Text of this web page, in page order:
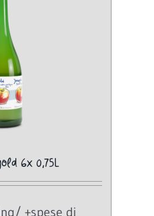
6x 0,75L
+spese di